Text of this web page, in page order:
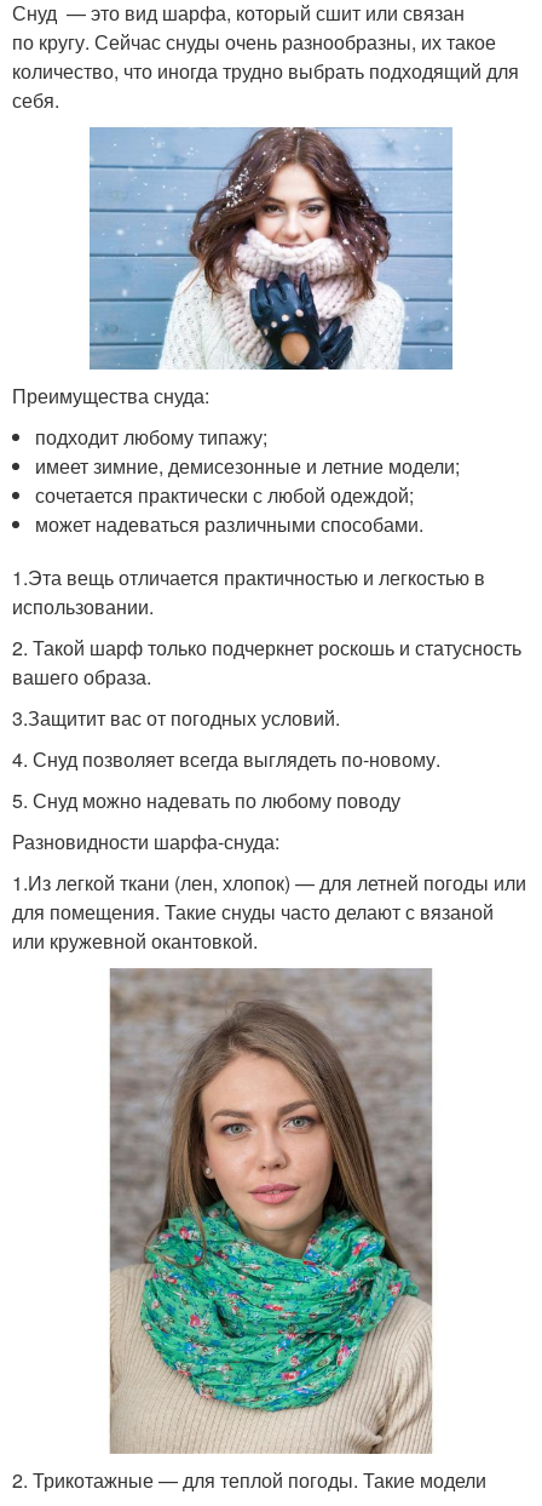
Снуд — это вид шарфа, который сшит или связан
по кругу. Сейчас снуды очень разнообразны, их такое
количество, что иногда трудно выбрать подходящий для
себя.
Преимущества снуда:
подходит любому типажу;
имеет зимние, демисезонные и летние модели;
сочетается практически с любой одеждой;
может надеваться различными способами.
1.Эта вещь отличается практичностью и легкостью в
использовании.
2. Такой шарф только подчеркнет роскошь и статусность
вашего образа.
3.Защитит вас от погодных условий.
4. Снуд позволяет всегда выглядеть по-новому.
5. Снуд можно надевать по любому поводу
Разновидности шарфа-снуда:
1.Из легкой ткани (лен, хлопок) — для летней погоды или
для помещения. Такие снуды часто делают с вязаной
или кружевной окантовкой.
2. Трикотажные — для теплой погоды. Такие модели